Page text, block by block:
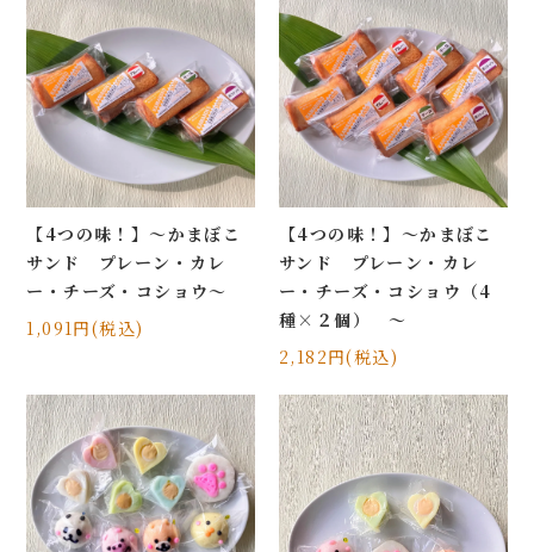
【4つの味！】～かまぼこ
サンド プレーン・カレ
ー・チーズ・コショウ～
1,091円(税込)
【4つの味！】～かまぼこ
サンド プレーン・カレ
ー・チーズ・コショウ（4
種×２個） ～
2,182円(税込)